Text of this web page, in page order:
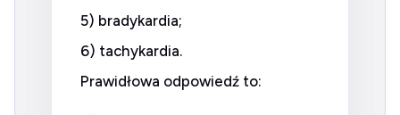
5) bradykardia;
6) tachykardia.
Prawidłowa odpowiedź to: